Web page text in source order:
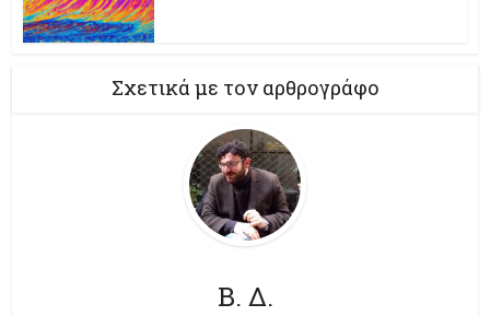
Σχετικά με τον αρθρογράφο
Β. Δ.